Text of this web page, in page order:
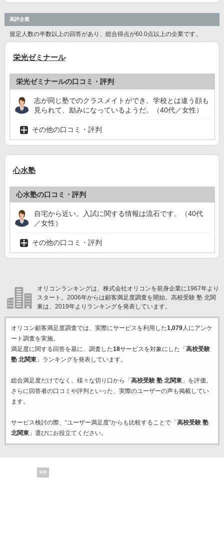
高評企業
規定人数の半数以上の回答があり、総合得点が60.0点以上の企業です。
栄光ゼミナール
栄光ゼミナールの口コミ・評判
志が同じ塾でのクラスメイトができ、学校とは違う顔も
見られて、励みになっているようだ。（40代／女性）
その他の口コミ・評判
心水塾
心水塾の口コミ・評判
自宅から近い。入試に関する情報は流石です。（40代
／女性）
その他の口コミ・評判
オリコンランキングは、株式会社オリコンを前身企業に1967年より
スタート。2006年からは顧客満足度調査を開始。高校受験 塾 北関
東は、2019年よりランキングを発表しています。
オリコン顧客満足度調査では、実際にサービスを利用した1,079人にアンケ
ート調査を実施。
満足度に関する回答を基に、調査した18サービスを対象にした「 高校受験
塾 北関東」ランキングを発表しています。
総合満足度だけでなく、様々な切り口から「 高校受験 塾 北関東」を評価。
さらに回答者の口コミや評判といった、実際のユーザーの声も掲載してい
ます。
サービス検討の際、“ユーザー満足度”からも比較することで「 高校受験 塾
北関東」選びにお役立てください。
PR